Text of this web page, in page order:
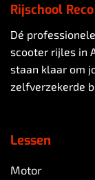
Rijschool Reco
Dé
scooter rijles in
staan klaar om
zelfverzekerde
Lessen
Motor